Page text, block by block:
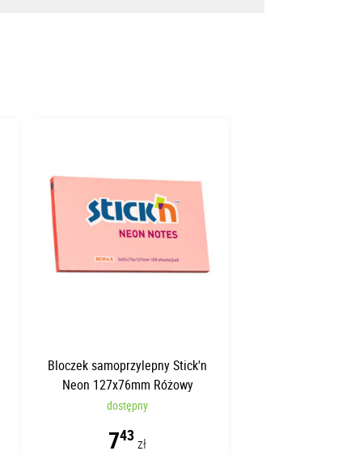
Bloczek samoprzylepny Stick'n
Neon 127x76mm Różowy
dostępny
743zł